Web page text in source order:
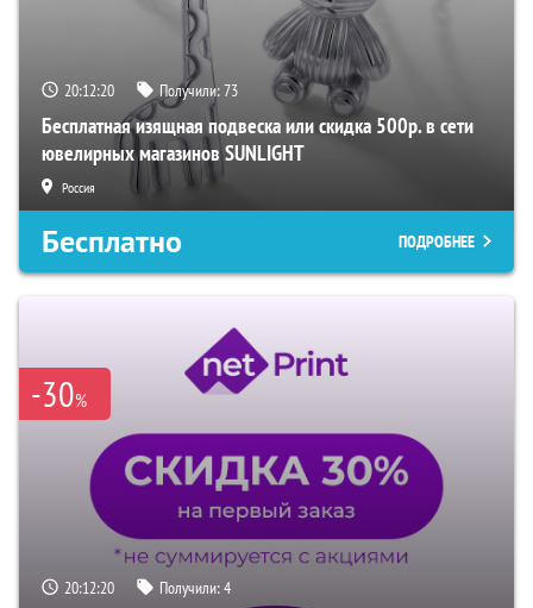
20:12:19 Получили:73
Бесплатная изящная подвеска или скидка 500р. в сети
ювелирных магазинов SUNLIGHT
Россия
Бесплатно ПОДРОБНЕЕ
-30%
20:12:19 Получили:4